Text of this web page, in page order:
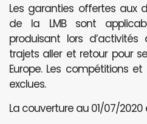
Les garanties offertes aux
de la LMB sont
produisant lors
trajets aller et retour pour
Europe. Les compétitions
exclues.
La couverture au 01/07/2020